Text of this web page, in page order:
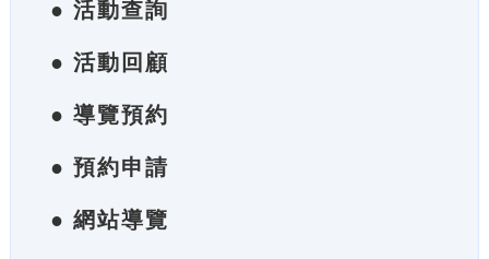
● 活動查詢
● 活動回顧
● 導覽預約
● 預約申請
● 網站導覽